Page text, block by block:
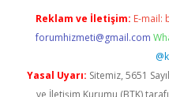
Reklam ve İletişim: E-mail:
forumhizmeti@gmail.com
Yasal Uyarı: Sitemiz, 5651
ve İletişim Kurumu (BTK)